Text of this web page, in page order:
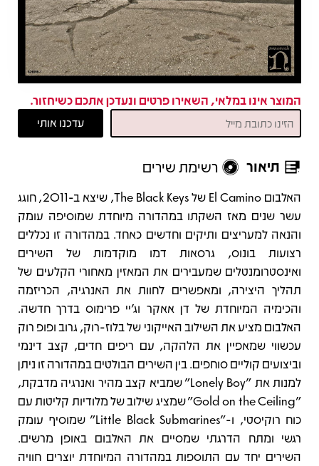
המוצר אינו במלאי, השאירו פרטים ונעדכן אתכם כשיחזור.
תיאור רשימת שירים
תיאור
האלבום El Camino של The Black Keys, שיצא ב-2011, חוגג
עשר שנים מאז השקתו במהדורה מיוחדת שמוסיפה עומק
והנאה למעריצים ותיקים וחדשים כאחד. במהדורה זו נכללים
רצועות בונוס, גרסאות דמו מוקדמות של השירים
ואינסטרומנטלים שמעבירים את המאזין מאחורי הקלעים של
תהליך היצירה, ומאפשרים לחוות את האנרגיה, הכריזמה
והכימיה המיוחדת של דן אאקר וג׳יי פרימוס בדרך חדשה.
האלבום מציע את השילוב האייקוני של בלוז‑רוק, גרוב ופופ רוק
עכשווי שמאפיין את הלהקה, עם ריפים חדים, קצב דינמי
וביצועים קוליים סוחפים. בין השירים הבולטים במהדורה זו ניתן
למנות את "Lonely Boy" שמביא קצב מהיר ואנרגיה מדבקת,
"Gold on the Ceiling" שמציג שילוב של מלודיות קליטות עם
כוח רוקיסטי, ו-"Little Black Submarines" שמוסיף עומק
רגשי ומתח הדרגתי שמסיים את האלבום באופן מרשים.
השירים יחד עם התוספות במהדורה המיוחדת יוצרים חוויה